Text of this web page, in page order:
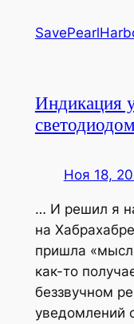
Индикация
Ноя 18,
… И решил я
на
пришла
как-то
беззвучном
уведомлений